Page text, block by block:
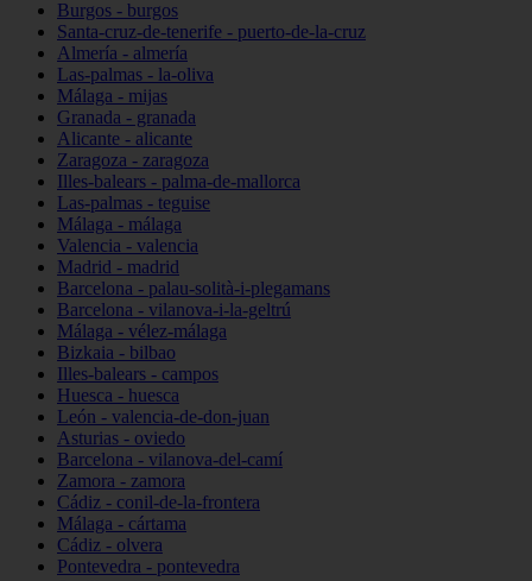
Burgos - burgos
Santa-cruz-de-tenerife - puerto-de-la-cruz
Almería - almería
Las-palmas - la-oliva
Málaga - mijas
Granada - granada
Alicante - alicante
Zaragoza - zaragoza
Illes-balears - palma-de-mallorca
Las-palmas - teguise
Málaga - málaga
Valencia - valencia
Madrid - madrid
Barcelona - palau-solità-i-plegamans
Barcelona - vilanova-i-la-geltrú
Málaga - vélez-málaga
Bizkaia - bilbao
Illes-balears - campos
Huesca - huesca
León - valencia-de-don-juan
Asturias - oviedo
Barcelona - vilanova-del-camí
Zamora - zamora
Cádiz - conil-de-la-frontera
Málaga - cártama
Cádiz - olvera
Pontevedra - pontevedra